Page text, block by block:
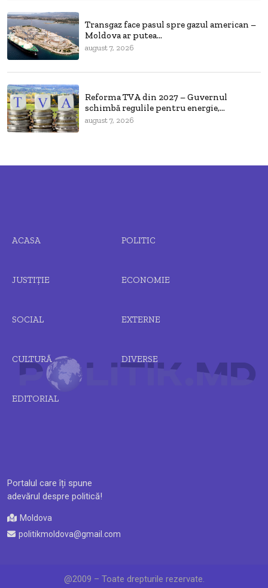
Transgaz face pasul spre gazul american –
Moldova ar putea...
august 7, 2026
Reforma TVA din 2027 – Guvernul
schimbă regulile pentru energie,...
august 7, 2026
Portalul care îți spune
adevărul despre politică!
Moldova
politikmoldova@gmail.com
ACASA POLITIC
JUSTIȚIE ECONOMIE
SOCIAL EXTERNE
CULTURĂ DIVERSE
EDITORIAL
@2009 – Toate drepturile rezervate.